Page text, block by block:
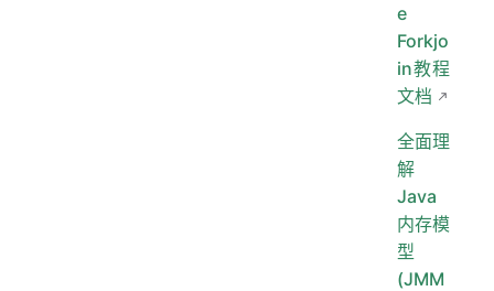
e
Forkjo
in教程
文档
全面理
解
Java
内存模
型
(JMM